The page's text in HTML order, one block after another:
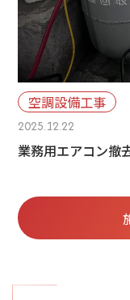
空調設備工事
2025.12.22
業務用エアコン撤